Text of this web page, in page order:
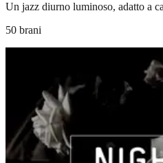
Un jazz diurno luminoso, adatto a
50 brani